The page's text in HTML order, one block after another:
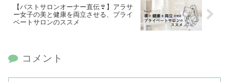
【バストサロンオーナー直伝👙】アラサ
ー女子の美と健康を両立させる、プライ
ベートサロンのススメ
コメント